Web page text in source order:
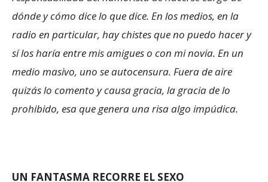
dónde y cómo dice lo que dice. En los medios, en la
radio en particular, hay chistes que no puedo hacer y
sí los haría entre mis amigues o con mi novia. En un
medio masivo, uno se autocensura. Fuera de aire
quizás lo comento y causa gracia, la gracia de lo
prohibido, esa que genera una risa algo impúdica.
UN FANTASMA RECORRE EL SEXO